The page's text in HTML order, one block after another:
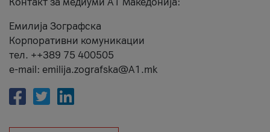
Емилија Зографска
Корпоративни комуникации
тел. ++389 75 400505
e-mail: emilija.zografska@A1.mk